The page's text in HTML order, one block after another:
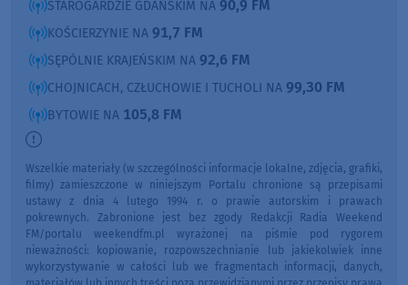
STAROGARDZIE GDAŃSKIM NA 90,9 FM
KOŚCIERZYNIE NA 91,7 FM
SĘPÓLNIE KRAJEŃSKIM NA 92,6 FM
CHOJNICACH, CZŁUCHOWIE I TUCHOLI NA 99,30 FM
BYTOWIE NA 105,8 FM
Wszelkie materiały (w szczególności informacje lokalne, zdjęcia, grafiki,
filmy) zamieszczone w niniejszym Portalu chronione są przepisami
ustawy z dnia 4 lutego 1994 r. o prawie autorskim i prawach
pokrewnych. Zabronione jest bez zgody Redakcji Radia Weekend
FM/portalu weekendfm.pl wyrażonej na piśmie pod rygorem
nieważności: kopiowanie, rozpowszechnianie lub jakiekolwiek inne
wykorzystywanie w całości lub we fragmentach informacji, danych,